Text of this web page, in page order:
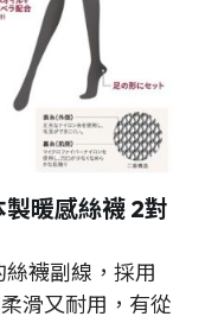
暖感絲襪 2對
絲襪副線，採用
滑又耐用，有從